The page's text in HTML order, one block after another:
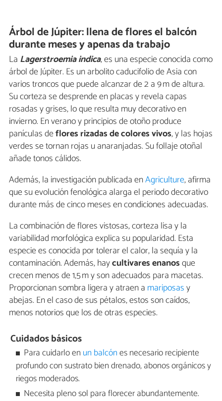
Árbol de Júpiter: llena de flores el balcón
durante meses y apenas da trabajo
La Lagerstroemia indica, es una especie conocida como
árbol de Júpiter. Es un arbolito caducifolio de Asia con
varios troncos que puede alcanzar de 2 a 9 m de altura.
Su corteza se desprende en placas y revela capas
rosadas y grises, lo que resulta muy decorativo en
invierno. En verano y principios de otoño produce
panículas deflores rizadas de colores vivos, y las hojas
verdes se tornan rojas u anaranjadas. Su follaje otoñal
añade tonos cálidos.
Además, la investigación publicada enAgriculture, afirma
que su evolución fenológica alarga el periodo decorativo
durante más de cinco meses en condiciones adecuadas.
La combinación de flores vistosas, corteza lisa y la
variabilidad morfológica explica su popularidad. Esta
especie es conocida por tolerar el calor, la sequía y la
contaminación. Además, haycultivares enanosque
crecen menos de 1,5 m y son adecuados para macetas.
Proporcionan sombra ligera y atraen a mariposasy
abejas. En el caso de sus pétalos, estos son caídos,
menos notorios que los de otras especies.
Cuidados básicos
Para cuidarlo en un balcónes necesario recipiente
profundo con sustrato bien drenado, abonos orgánicos y
riegos moderados.
Necesita pleno sol para florecer abundantemente.